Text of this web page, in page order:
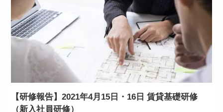
【研修報告】2021年4月15日・16日 賃貸基礎研修
（新入社員研修）